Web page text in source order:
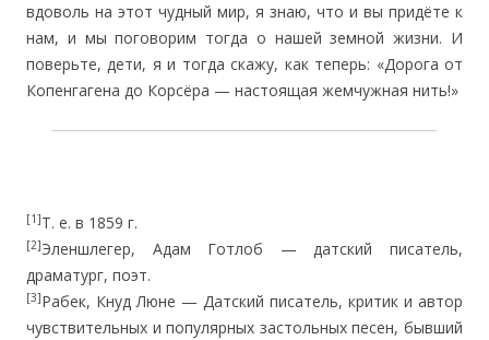
вдоволь на этот чудный мир, я знаю, что и вы придёте к
нам, и мы поговорим тогда о нашей земной жизни. И
поверьте, дети, я и тогда скажу, как теперь: «Дорога от
Копенгагена до Корсёра — настоящая жемчужная нить!»
[1]Т. е. в 1859 г.
[2]Эленшлегер, Адам Готлоб — датский писатель,
драматург, поэт.
[3]Рабек, Кнуд Люне — Датский писатель, критик и автор
чувствительных и популярных застольных песен, бывший